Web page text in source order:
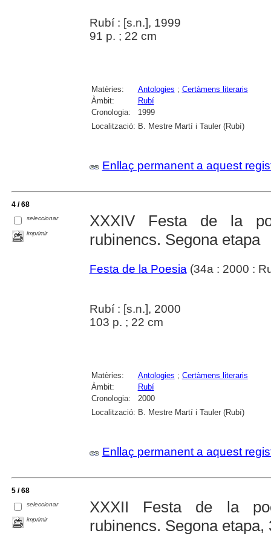
Rubí : [s.n.], 1999
91 p. ; 22 cm
Matèries: Antologies ; Certàmens literaris
Àmbit:
Rubí
Cronologia:
1999
Localització: B. Mestre Martí i Tauler (Rubí)
Enllaç permanent a aquest
4 / 68
seleccionar
imprimir
XXXIV Festa de la
rubinencs. Segona etapa
Festa de la Poesia(34a : 2000 :
Rubí : [s.n.], 2000
103 p. ; 22 cm
Matèries: Antologies ; Certàmens literaris
Àmbit:
Rubí
Cronologia:
2000
Localització: B. Mestre Martí i Tauler (Rubí)
Enllaç permanent a aquest
5 / 68
seleccionar
imprimir
XXXII Festa de la
rubinencs. Segona etapa,